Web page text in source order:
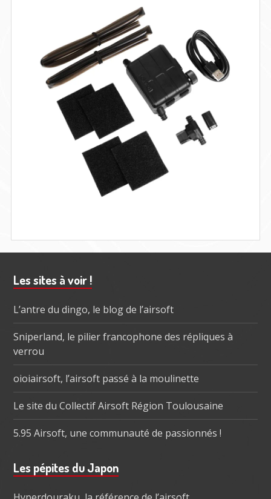
Barre
subsidiaire
Les sites à voir !
L’antre du dingo, le blog de l’airsoft
Sniperland, le pilier francophone des répliques à
verrou
oioiairsoft, l’airsoft passé à la moulinette
Le site du Collectif Airsoft Région Toulousaine
5.95 Airsoft, une communauté de passionnés !
Les pépites du Japon